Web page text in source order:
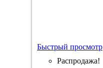
Быстрый просмотр
Распродажа!